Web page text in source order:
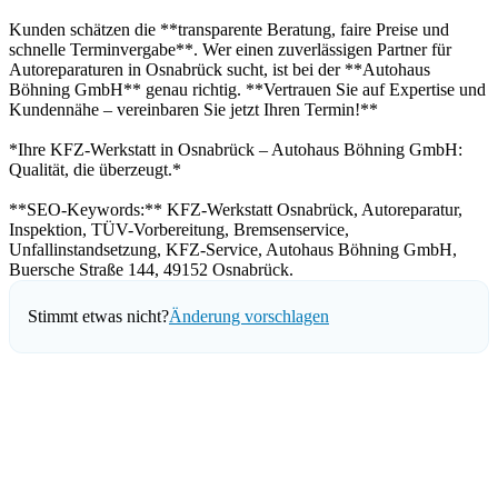
Kunden schätzen die **transparente Beratung, faire Preise und
schnelle Terminvergabe**. Wer einen zuverlässigen Partner für
Autoreparaturen in Osnabrück sucht, ist bei der **Autohaus
Böhning GmbH** genau richtig. **Vertrauen Sie auf Expertise und
Kundennähe – vereinbaren Sie jetzt Ihren Termin!**
*Ihre KFZ-Werkstatt in Osnabrück – Autohaus Böhning GmbH:
Qualität, die überzeugt.*
**SEO-Keywords:** KFZ-Werkstatt Osnabrück, Autoreparatur,
Inspektion, TÜV-Vorbereitung, Bremsenservice,
Unfallinstandsetzung, KFZ-Service, Autohaus Böhning GmbH,
Buersche Straße 144, 49152 Osnabrück.
Stimmt etwas nicht?Änderung vorschlagen